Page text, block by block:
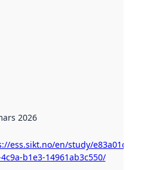
2026
ess.sikt.no/en/study/e83a01d7-
b1e3-14961ab3c550/